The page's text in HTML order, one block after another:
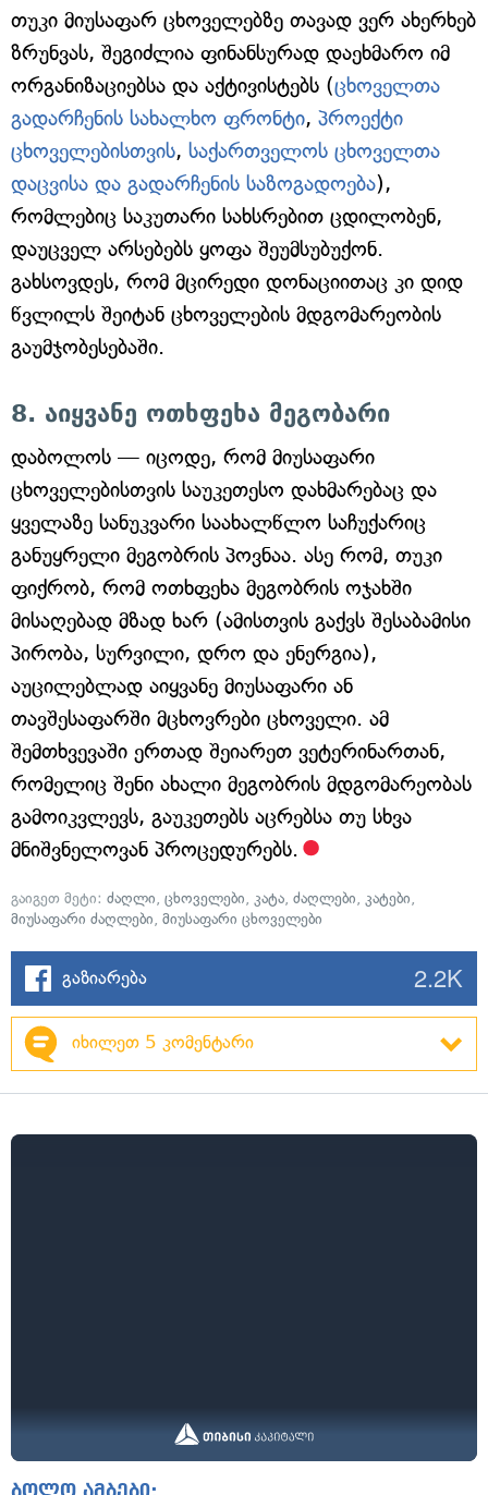
თუკი მიუსაფარ ცხოველებზე თავად ვერ ახერხებ
ზრუნვას, შეგიძლია ფინანსურად დაეხმარო იმ
ორგანიზაციებსა და აქტივისტებს (ცხოველთა
გადარჩენის სახალხო ფრონტი, პროექტი
ცხოველებისთვის, საქართველოს ცხოველთა
დაცვისა და გადარჩენის საზოგადოება),
რომლებიც საკუთარი სახსრებით ცდილობენ,
დაუცველ არსებებს ყოფა შეუმსუბუქონ.
გახსოვდეს, რომ მცირედი დონაციითაც კი დიდ
წვლილს შეიტან ცხოველების მდგომარეობის
გაუმჯობესებაში.
8. აიყვანე ოთხფეხა მეგობარი
დაბოლოს — იცოდე, რომ მიუსაფარი
ცხოველებისთვის საუკეთესო დახმარებაც და
ყველაზე სანუკვარი საახალწლო საჩუქარიც
განუყრელი მეგობრის პოვნაა. ასე რომ, თუკი
ფიქრობ, რომ ოთხფეხა მეგობრის ოჯახში
მისაღებად მზად ხარ (ამისთვის გაქვს შესაბამისი
პირობა, სურვილი, დრო და ენერგია),
აუცილებლად აიყვანე მიუსაფარი ან
თავშესაფარში მცხოვრები ცხოველი. ამ
შემთხვევაში ერთად შეიარეთ ვეტერინართან,
რომელიც შენი ახალი მეგობრის მდგომარეობას
გამოიკვლევს, გაუკეთებს აცრებსა თუ სხვა
მნიშვნელოვან პროცედურებს.
გაიგეთ მეტი: ძაღლი, ცხოველები, კატა, ძაღლები, კატები,
მიუსაფარი ძაღლები, მიუსაფარი ცხოველები
გაზიარება 2.2K
იხილეთ 5 კომენტარი